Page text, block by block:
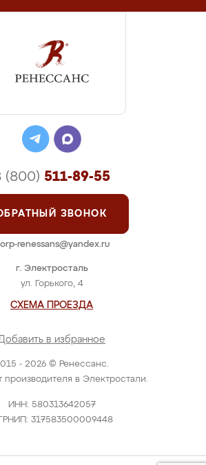
- 2026 © Ренессанс.
производителя в Электростали.
ИНН: 580313642057
317583500009448
г. Электросталь
ул. Горького, 4
СХЕМА ПРОЕЗДА
в избранное
(800) 511-89-55
ЗВОНОК
renessans@yandex.ru